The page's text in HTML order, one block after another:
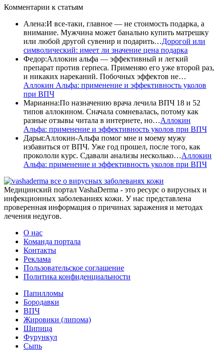
Комментарии к статьям
Алена:И все-таки, главное — не стоимость подарка, а
внимание. Мужчина может банально купить матрешку
или любой другой сувенир и подарить…Дорогой или
символический: имеет ли значение цена подарка
Федор:Аллокин альфа — эффективный и легкий
препарат против герпеса. Применяю его уже второй раз,
и никаких нареканий. Побочных эффектов не…
Аллокин Альфа: применение и эффективность уколов
при ВПЧ
Марианна:По назначению врача лечила ВПЧ 18 и 52
типов аллокином. Сначала сомневалась, потому как
разные отзывы читала в интернете, но…Аллокин
Альфа: применение и эффективность уколов при ВПЧ
Дарья:Аллокин-Альфа помог мне и моему мужу
избавиться от ВПЧ. Уже год прошел, после того, как
прокололи курс. Сдавали анализы несколько…Аллокин
Альфа: применение и эффективность уколов при ВПЧ
все о вирусных заболеванях кожи
Медицинский портал VashaDerma - это ресурс о вирусных и
инфекционных заболеваниях кожи. У нас представлена
проверенная информация о причинах заражения и методах
лечения недугов.
О нас
Команда портала
Контакты
Реклама
Пользовательское соглашение
Политика конфиденциальности
Папилломы
Бородавки
ВПЧ
Жировики (липома)
Шипица
Фурункул
Сыпь